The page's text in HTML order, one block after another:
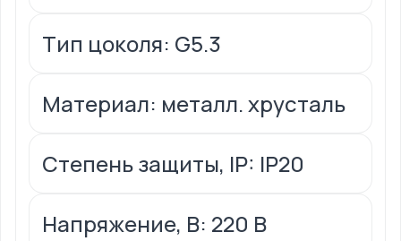
Тип цоколя: G5.3
Материал: металл. хрусталь
Степень защиты, IP: IP20
Напряжение, В: 220 В